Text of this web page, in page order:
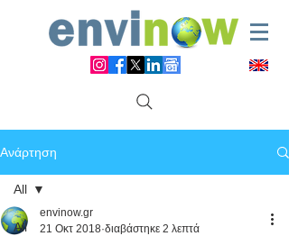
Ανάρτηση
All
All
envinow.gr
21 Οκτ 2018 διαβάστηκε 2 λεπτά